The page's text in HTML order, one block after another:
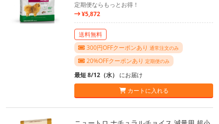
定期便ならもっとお得！
¥5,872
送料無料
300円OFFクーポンあり 通常注文のみ
20%OFFクーポンあり 定期便のみ
最短 8/12（水） にお届け
カートに入れる